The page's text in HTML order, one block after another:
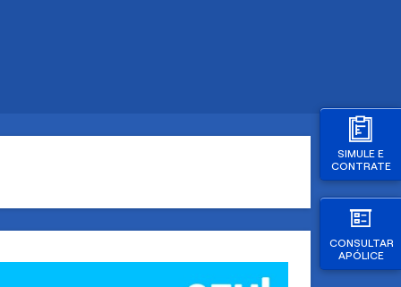
SIMULE E
CONTRATE
CONSULTAR
APÓLICE